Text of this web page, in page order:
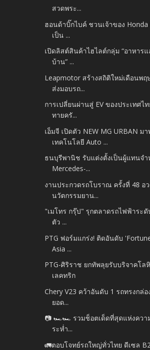
สวดพระ...
ฮอนด้าบิ๊กไบค์ ชวนเจ้าของ Honda
เป็น ...
เปิดลิสต์สินค้าไฮไลต์กลุ่ม “อาหาร
บ้าน” ...
Leapmotor สร้างสถิติใหม่เดือนพ
ส่งมอบรถ...
การเปลี่ยนผ่านสู่ EV ของประเทศไ
ทายครั...
เอ็มจี เปิดตัว NEW MG URBAN ม
เทคโนโลยี Auto ...
ธนบุรีพานิช รับแต่งตั้งเป็นผู้แทนจำ
Mercedes-...
งานประกวดรถโบราณ ครั้งที่ 48 อ
นวัตกรรมยาน...
"เมโทร กรุ๊ป" รุกตลาดรถไฟฟ้าระดั
ตัว ...
PTG ฟอร์มแกร่ง! ติดอันดับ
Asia ...
PTG-ศิริราช ยกทัพลุยรับบริจาคโล
เลคทริก
Chery V23 คว้าอันดับ 1 รถทรงกล่อ
ยอด...
📷 🏎️🏎️ รวมช็อตเด็ดที่สุดแห่งควา
ระห่ำ...
🚛ตอบโจทย์รถใหญ่ทั่วไทย ดีเซล